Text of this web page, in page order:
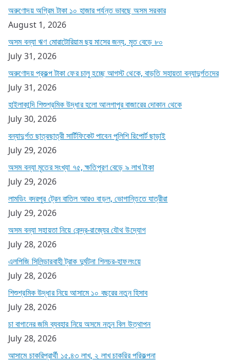
অরুণোদয় অগ্রিম টাকা ১০ হাজার পর্যন্ত ভাবছে অসম সরকার
August 1, 2026
অসম বন্যা ঋণ মোরাটোরিয়াম ছয় মাসের জন্য, মৃত বেড়ে ৮০
July 31, 2026
অরুণোদয় প্রকল্প টাকা ফের চালু হচ্ছে আগস্ট থেকে, বাড়তি সহায়তা বন্যাদুর্গতদের
July 31, 2026
হাইলাকান্দি শিশুশ্রমিক উদ্ধার হলো আলগাপুর বাজারের দোকান থেকে
July 30, 2026
বন্যাদুর্গত ছাত্রছাত্রী সার্টিফিকেট পাবেন পুলিশি রিপোর্ট ছাড়াই
July 29, 2026
অসম বন্যা মৃতের সংখ্যা ৭৫, ক্ষতিপূরণ বেড়ে ৯ লাখ টাকা
July 29, 2026
লামডিং বদরপুর ট্রেন বাতিল আরও বাড়ল, ভোগান্তিতে যাত্রীরা
July 29, 2026
অসম বন্যা সহায়তা নিয়ে কেন্দ্র-রাজ্যের যৌথ উদ্যোগ
July 28, 2026
এলপিজি সিলিন্ডারবাহী ট্রাক দুর্ঘটনা শিলচর-হাফলংয়ে
July 28, 2026
শিশুশ্রমিক উদ্ধার নিয়ে আসামে ১০ বছরের নতুন হিসাব
July 28, 2026
চা বাগানের জমি ব্যবহার নিয়ে অসমে নতুন বিল উত্থাপন
July 28, 2026
আসামে চাকরিপ্রার্থী ১৫.৪৩ লাখ, ২ লাখ চাকরির পরিকল্পনা